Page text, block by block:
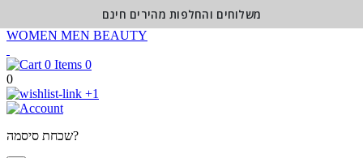
WOMEN MEN BEAUTY
0
0
+1
שכחת סיסמה?
משלוחים והחלפות מהירים חינם